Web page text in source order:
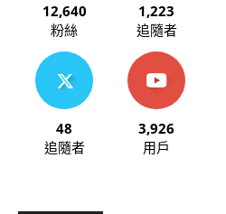
12,640
粉絲
1,223
追隨者
48
追隨者
3,926
用戶